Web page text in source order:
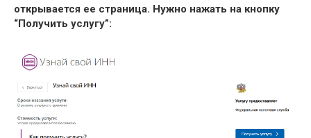
открывается ее страница. Нужно нажать на кнопку
“Получить услугу”: